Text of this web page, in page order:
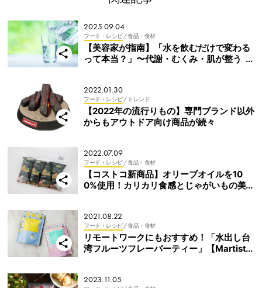
2025.09.04
フード・レシピ/ 食品・食材
【美容家が指南】「水を飲むだけで変わる
って本当？」〜代謝・むくみ・肌が整う
2022.01.30
フード・レシピ/ トレンド
【2022年の流行りもの】専門ブランド以外
からもアウトドア向け商品が続々
2022.07.09
フード・レシピ/ 食品・食材
【コストコ新商品】オリーブオイルを10
0%使用！カリカリ食感とじゃがいもの美
2021.08.22
フード・レシピ/ 食品・食材
リモートワークにもおすすめ！「水出し台
湾フルーツフレーバーティー」【Martist
2023.11.05